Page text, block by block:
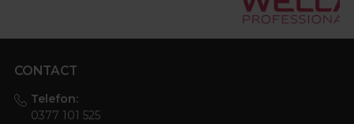
CONTACT
Telefon:
0377 101 525